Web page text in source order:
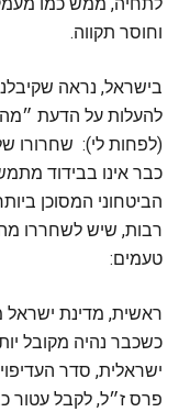
וחוסר תקווה.
בישראל, נראה
להעלות על הדעת
(לפחות לי): שחרורו
כבר אינו בבידוד
הביטחוני המסוכן
רבות, שיש לשחררו
טעמים:
ראשית, מדינת
כשכבר נהיה מקובל
ישראלית, סדר
פרס ז״ל, לקבל עטור